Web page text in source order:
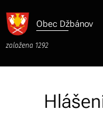
Obec Džbánov
založena 1292